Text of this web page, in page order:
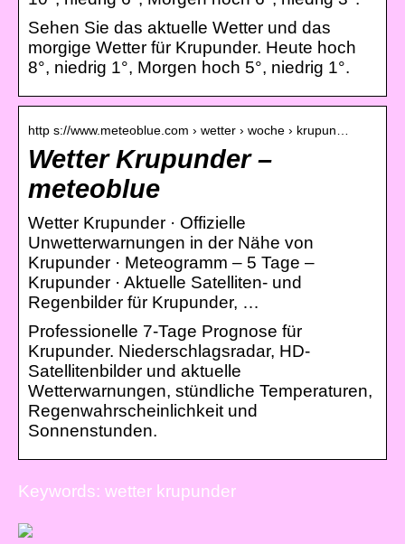
Sehen Sie das aktuelle Wetter und das
morgige Wetter für Krupunder. Heute hoch
8°, niedrig 1°, Morgen hoch 5°, niedrig 1°.
http s://www.meteoblue.com › wetter › woche › krupun…
Wetter Krupunder –
meteoblue
Wetter Krupunder · Offizielle
Unwetterwarnungen in der Nähe von
Krupunder · Meteogramm – 5 Tage –
Krupunder · Aktuelle Satelliten- und
Regenbilder für Krupunder, …
Professionelle 7-Tage Prognose für
Krupunder. Niederschlagsradar, HD-
Satellitenbilder und aktuelle
Wetterwarnungen, stündliche Temperaturen,
Regenwahrscheinlichkeit und
Sonnenstunden.
Keywords: wetter krupunder